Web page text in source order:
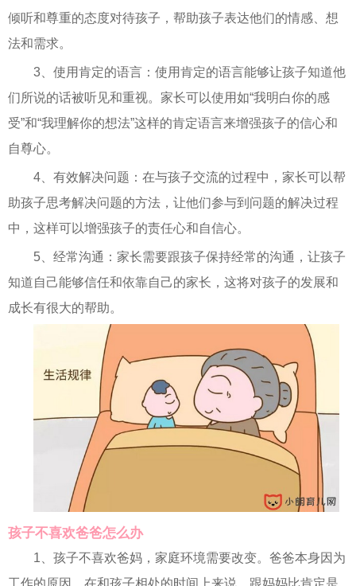
倾听和尊重的态度对待孩子，帮助孩子表达他们的情感、想
法和需求。
3、使用肯定的语言：使用肯定的语言能够让孩子知道他
们所说的话被听见和重视。家长可以使用如“我明白你的感
受”和“我理解你的想法”这样的肯定语言来增强孩子的信心和
自尊心。
4、有效解决问题：在与孩子交流的过程中，家长可以帮
助孩子思考解决问题的方法，让他们参与到问题的解决过程
中，这样可以增强孩子的责任心和自信心。
5、经常沟通：家长需要跟孩子保持经常的沟通，让孩子
知道自己能够信任和依靠自己的家长，这将对孩子的发展和
成长有很大的帮助。
孩子不喜欢爸爸怎么办
1、孩子不喜欢爸妈，家庭环境需要改变。爸爸本身因为